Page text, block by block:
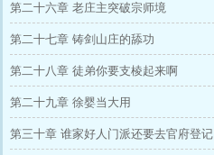
第二十六章 老庄主突破宗师境
第二十七章 铸剑山庄的舔功
第二十八章 徒弟你要支棱起来啊
第二十九章 徐婴当大用
第三十章 谁家好人门派还要去官府登记